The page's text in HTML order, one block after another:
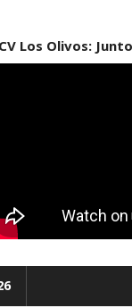
Los Olivos: